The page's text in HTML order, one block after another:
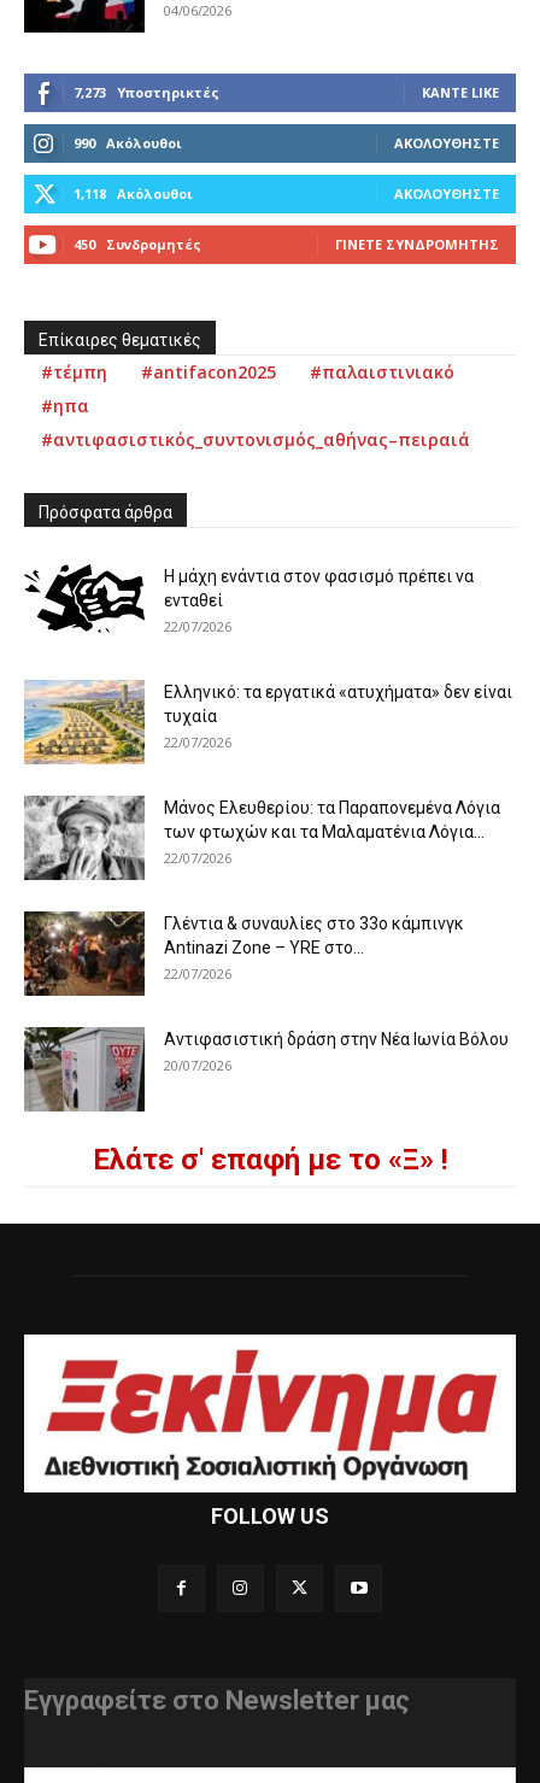
04/06/2026
7,273 Υποστηρικτές ΚΆΝΤΕ LIKE
990 Ακόλουθοι ΑΚΟΛΟΥΘΉΣΤΕ
1,118 Ακόλουθοι ΑΚΟΛΟΥΘΉΣΤΕ
450 Συνδρομητές ΓΊΝΕΤΕ ΣΥΝΔΡΟΜΗΤΉΣ
Επίκαιρες θεματικές
#τέμπη #antifacon2025
#παλαιστινιακό
#ηπα
#αντιφασιστικός_συντονισμός_αθήνας–πειραιά
Πρόσφατα άρθρα
Η μάχη ενάντια στον φασισμό πρέπει να
ενταθεί
22/07/2026
Ελληνικό: τα εργατικά «ατυχήματα» δεν είναι
τυχαία
22/07/2026
Μάνος Ελευθερίου: τα Παραπονεμένα Λόγια
των φτωχών και τα Μαλαματένια Λόγια...
22/07/2026
Γλέντια & συναυλίες στο 33ο κάμπινγκ
Antinazi Zone – YRE στο...
22/07/2026
Αντιφασιστική δράση στην Νέα Ιωνία Βόλου
20/07/2026
Ελάτε σ' επαφή με το «Ξ» !
FOLLOW US
Εγγραφείτε στο Newsletter μας